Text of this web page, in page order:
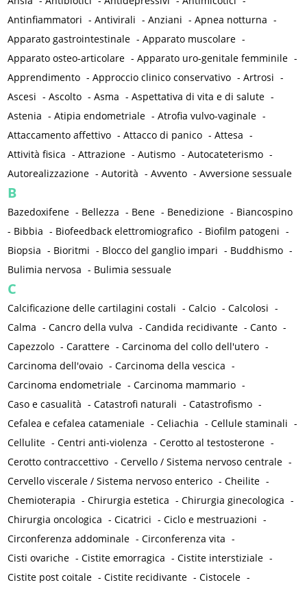
Antinfiammatori -Antivirali -Anziani -Apnea notturna -
Apparato gastrointestinale -Apparato muscolare -
Apparato osteo-articolare -Apparato uro-genitale femminile -
Apprendimento -Approccio clinico conservativo -Artrosi -
Ascesi -Ascolto -Asma -Aspettativa di vita e di salute -
Astenia -Atipia endometriale -Atrofia vulvo-vaginale -
Attaccamento affettivo -Attacco di panico -Attesa -
Attività fisica -Attrazione -Autismo -Autocateterismo -
Autorealizzazione -Autorità -Avvento -Avversione sessuale
B
Bazedoxifene - Bellezza - Bene - Benedizione - Biancospino
- Bibbia - Biofeedback elettromiografico - Biofilm patogeni -
Biopsia - Bioritmi - Blocco del ganglio impari - Buddhismo -
Bulimia nervosa - Bulimia sessuale
C
Calcificazione delle cartilagini costali -Calcio -Calcolosi -
Calma -Cancro della vulva -Candida recidivante -Canto -
Capezzolo -Carattere -Carcinoma del collo dell'utero -
Carcinoma dell'ovaio -Carcinoma della vescica -
Carcinoma endometriale -Carcinoma mammario -
Caso e casualità -Catastrofi naturali -Catastrofismo -
Cefalea e cefalea catameniale -Celiachia -Cellule staminali -
Cellulite -Centri anti-violenza -Cerotto al testosterone -
Cerotto contraccettivo -Cervello / Sistema nervoso centrale -
Cervello viscerale / Sistema nervoso enterico -Cheilite -
Chemioterapia -Chirurgia estetica -Chirurgia ginecologica -
Chirurgia oncologica -Cicatrici -Ciclo e mestruazioni -
Circonferenza addominale -Circonferenza vita -
Cisti ovariche -Cistite emorragica -Cistite interstiziale -
Cistite post coitale -Cistite recidivante -Cistocele -